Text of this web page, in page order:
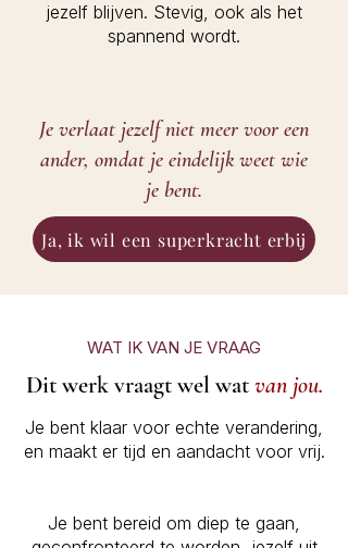
jezelf blijven. Stevig, ook als het
spannend wordt.
Je verlaat jezelf niet meer voor een
ander, omdat je eindelijk weet wie
je bent.
Ja, ik wil een superkracht erbij
WAT IK VAN JE VRAAG
Dit werk vraagt wel watvan jou.
Je bent klaar voor echte verandering,
en maakt er tijd en aandacht voor vrij.
Je bent bereid om diep te gaan,